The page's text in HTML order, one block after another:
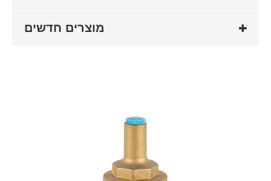
מוצרים חדשים